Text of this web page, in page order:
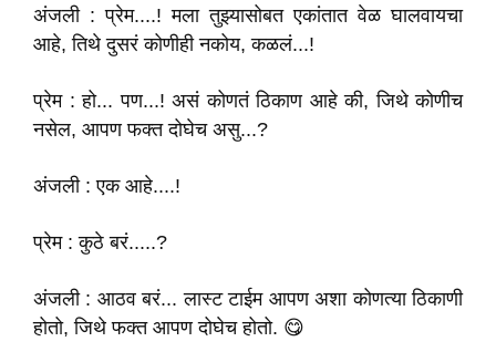
अंजली : प्रेम....! मला तुझ्यासोबत एकांतात वेळ घालवायचा
आहे, तिथे दुसरं कोणीही नकोय, कळलं...!
प्रेम : हो... पण...! असं कोणतं ठिकाण आहे की, जिथे कोणीच
नसेल, आपण फक्त दोघेच असु...?
अंजली : एक आहे....!
प्रेम : कुठे बरं.....?
अंजली : आठव बरं... लास्ट टाईम आपण अशा कोणत्या ठिकाणी
होतो, जिथे फक्त आपण दोघेच होतो. 😋